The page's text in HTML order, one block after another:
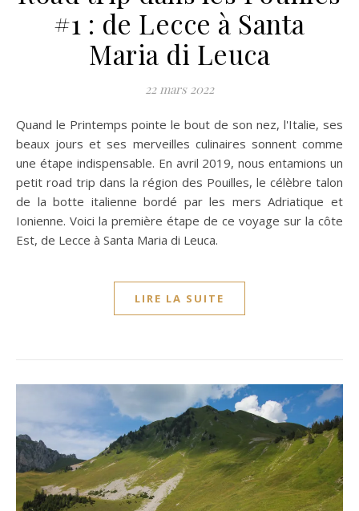
#1 : de Lecce à Santa
Maria di Leuca
22 mars 2022
Quand le Printemps pointe le bout de son nez, l'Italie, ses
beaux jours et ses merveilles culinaires sonnent comme
une étape indispensable. En avril 2019, nous entamions un
petit road trip dans la région des Pouilles, le célèbre talon
de la botte italienne bordé par les mers Adriatique et
Ionienne. Voici la première étape de ce voyage sur la côte
Est, de Lecce à Santa Maria di Leuca.
LIRE LA SUITE